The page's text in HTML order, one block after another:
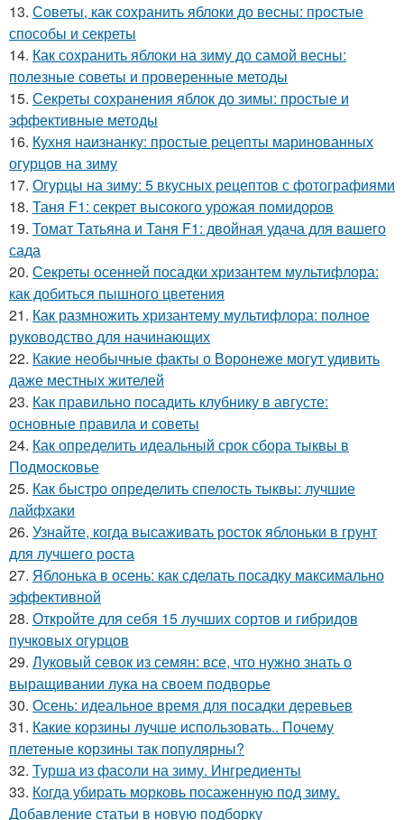
13. Советы, как сохранить яблоки до весны: простые
способы и секреты
14. Как сохранить яблоки на зиму до самой весны:
полезные советы и проверенные методы
15. Секреты сохранения яблок до зимы: простые и
эффективные методы
16. Кухня наизнанку: простые рецепты маринованных
огурцов на зиму
17. Огурцы на зиму: 5 вкусных рецептов с фотографиями
18. Таня F1: секрет высокого урожая помидоров
19. Томат Татьяна и Таня F1: двойная удача для вашего
сада
20. Секреты осенней посадки хризантем мультифлора:
как добиться пышного цветения
21. Как размножить хризантему мультифлора: полное
руководство для начинающих
22. Какие необычные факты о Воронеже могут удивить
даже местных жителей
23. Как правильно посадить клубнику в августе:
основные правила и советы
24. Как определить идеальный срок сбора тыквы в
Подмосковье
25. Как быстро определить спелость тыквы: лучшие
лайфхаки
26. Узнайте, когда высаживать росток яблоньки в грунт
для лучшего роста
27. Яблонька в осень: как сделать посадку максимально
эффективной
28. Откройте для себя 15 лучших сортов и гибридов
пучковых огурцов
29. Луковый севок из семян: все, что нужно знать о
выращивании лука на своем подворье
30. Осень: идеальное время для посадки деревьев
31. Какие корзины лучше использовать.. Почему
плетеные корзины так популярны?
32. Турша из фасоли на зиму. Ингредиенты
33. Когда убирать морковь посаженную под зиму.
Добавление статьи в новую подборку